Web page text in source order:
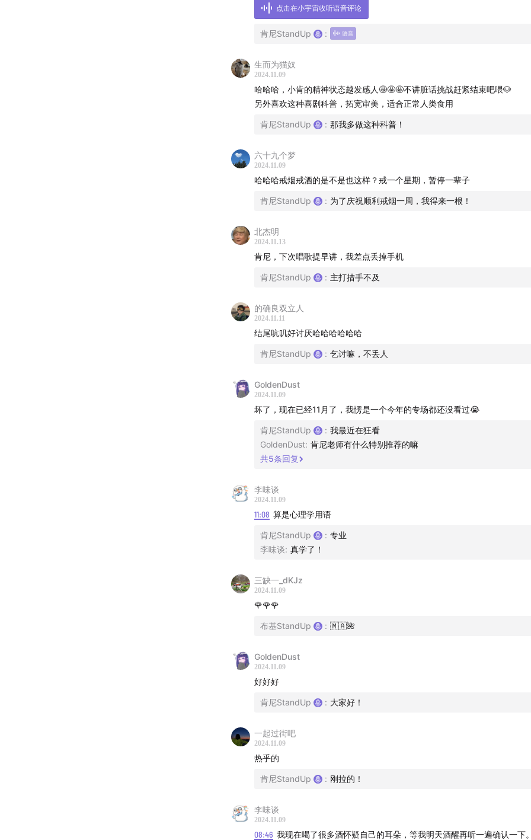
本期专场：Demetri Deconstructed
单口演员：Demetri Martin
上映时间：2024.4.2
主播评分：三星
Mr. Hands (Kenneth Pinyan)，特朗普/川普/Trump，Joe Biden，Tony
Hinchcliffe，Joe Rogan，Bad Bunny，瑞奇马丁，杨笠，Demetri
The Overthinker
｜制作｜
策划/主播：肯尼
策划/剪辑/文案/宣发：肯尼
感谢收听，欢迎在节目评论区畅所欲言。
点击在小宇宙收听语音评论
肯尼StandUp :
生而为猫奴
2024.11.09
哈哈哈，小肯的精神状态越发感人🤩🤩🤩不讲脏话挑战赶紧结束吧喂🐶
另外喜欢这种喜剧科普，拓宽审美，适合正常人类食用
肯尼StandUp : 那我多做这种科普！
六十九个梦
2024.11.09
哈哈哈戒烟戒酒的是不是也这样？戒一个星期，暂停一辈子
肯尼StandUp : 为了庆祝顺利戒烟一周，我得来一根！
北杰明
2024.11.13
肯尼，下次唱歌提早讲，我差点丢掉手机
肯尼StandUp : 主打措手不及
的确良双立人
2024.11.11
结尾吭叽好讨厌哈哈哈哈哈哈
肯尼StandUp : 乞讨嘛，不丢人
GoldenDust
2024.11.09
坏了，现在已经11月了，我愣是一个今年的专场都还没看过😭
肯尼StandUp : 我最近在狂看
GoldenDust: 肯尼老师有什么特别推荐的嘛
共5条回复
李味谈
2024.11.09
11:08 算是心理学用语
肯尼StandUp : 专业
李味谈: 真学了！
三缺一_dKJz
2024.11.09
🌹🌹🌹
布基StandUp : 🇲🇦🌺
GoldenDust
2024.11.09
好好好
肯尼StandUp : 大家好！
一起过街吧
2024.11.09
热乎的
肯尼StandUp : 刚拉的！
李味谈
2024.11.09
08:46 我现在喝了很多酒怀疑自己的耳朵，等我明天酒醒再听一遍确认一下。